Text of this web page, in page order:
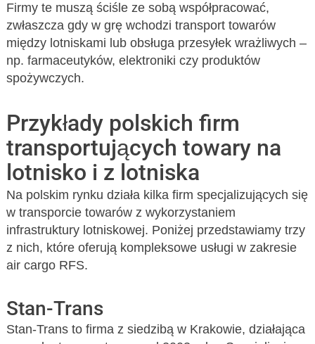
Firmy te muszą ściśle ze sobą współpracować,
zwłaszcza gdy w grę wchodzi transport towarów
między lotniskami lub obsługa przesyłek wrażliwych –
np. farmaceutyków, elektroniki czy produktów
spożywczych.
Przykłady polskich firm
transportujących towary na
lotnisko i z lotniska
Na polskim rynku działa kilka firm specjalizujących się
w transporcie towarów z wykorzystaniem
infrastruktury lotniskowej. Poniżej przedstawiamy trzy
z nich, które oferują kompleksowe usługi w zakresie
air cargo RFS.
Stan-Trans
Stan-Trans to firma z siedzibą w Krakowie, działająca